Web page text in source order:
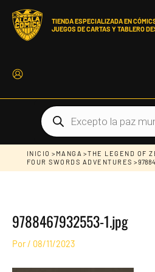
contenido
TIENDA ESPECIALIZADA EN
JUEGOS DE CARTAS Y TABLERO
Búsqueda
de
productos
INICIO > MANGA >THE LEGEND OF
FOUR SWORDS ADVENTURES >
9788467932553-1.jpg
Por/ 08/11/2023